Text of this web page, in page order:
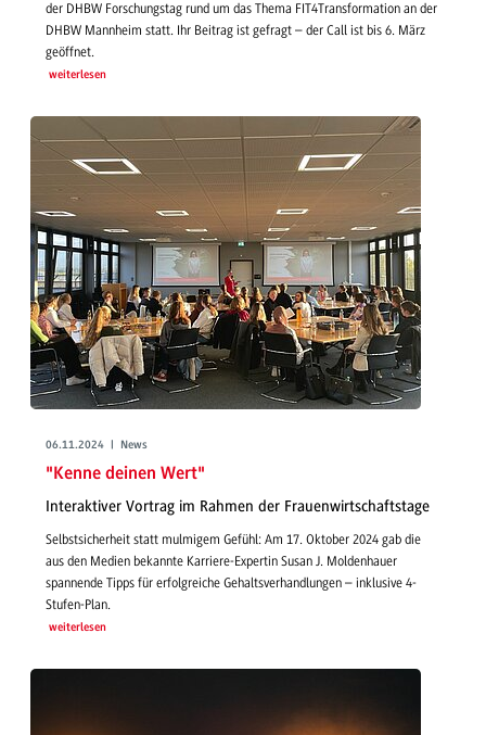
der DHBW Forschungstag rund um das Thema FIT4Transformation an der
DHBW Mannheim statt. Ihr Beitrag ist gefragt – der Call ist bis 6. März
geöffnet.
weiterlesen
06.11.2024 | News
"Kenne deinen Wert"
Interaktiver Vortrag im Rahmen der Frauenwirtschaftstage
Selbstsicherheit statt mulmigem Gefühl: Am 17. Oktober 2024 gab die
aus den Medien bekannte Karriere-Expertin Susan J. Moldenhauer
spannende Tipps für erfolgreiche Gehaltsverhandlungen – inklusive 4-
Stufen-Plan.
weiterlesen